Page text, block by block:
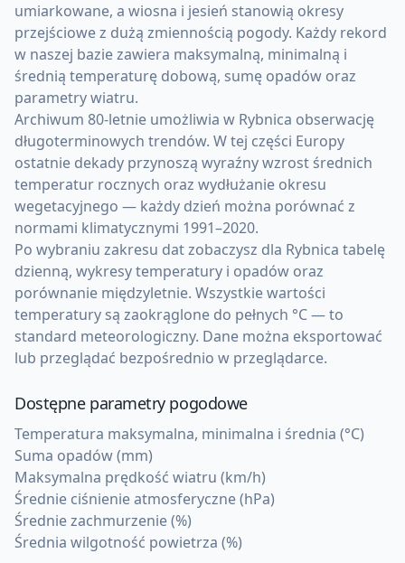
umiarkowane, a wiosna i jesień stanowią okresy
przejściowe z dużą zmiennością pogody. Każdy rekord
w naszej bazie zawiera maksymalną, minimalną i
średnią temperaturę dobową, sumę opadów oraz
parametry wiatru.
Archiwum 80-letnie umożliwia w Rybnica obserwację
długoterminowych trendów. W tej części Europy
ostatnie dekady przynoszą wyraźny wzrost średnich
temperatur rocznych oraz wydłużanie okresu
wegetacyjnego — każdy dzień można porównać z
normami klimatycznymi 1991–2020.
Po wybraniu zakresu dat zobaczysz dla Rybnica tabelę
dzienną, wykresy temperatury i opadów oraz
porównanie międzyletnie. Wszystkie wartości
temperatury są zaokrąglone do pełnych °C — to
standard meteorologiczny. Dane można eksportować
lub przeglądać bezpośrednio w przeglądarce.
Dostępne parametry pogodowe
Temperatura maksymalna, minimalna i średnia (°C)
Suma opadów (mm)
Maksymalna prędkość wiatru (km/h)
Średnie ciśnienie atmosferyczne (hPa)
Średnie zachmurzenie (%)
Średnia wilgotność powietrza (%)